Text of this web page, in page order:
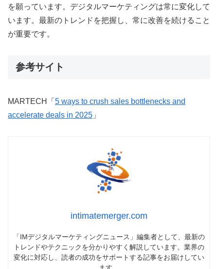
を願っています。デジタルマーケティングは常に変化して
います。最新のトレンドを把握し、常に改善を続けること
が重要です。
参考サイト
MARTECH「 5 ways to crush sales bottlenecks and
accelerate deals in 2025 」
intimatemerger.com
「IMデジタルマーケティングニュース」編集者として、最新の
トレンドやテクニックを分かりやすく解説しています。業界の
変化に対応し、読者の成功をサポートする記事をお届けしてい
ます。